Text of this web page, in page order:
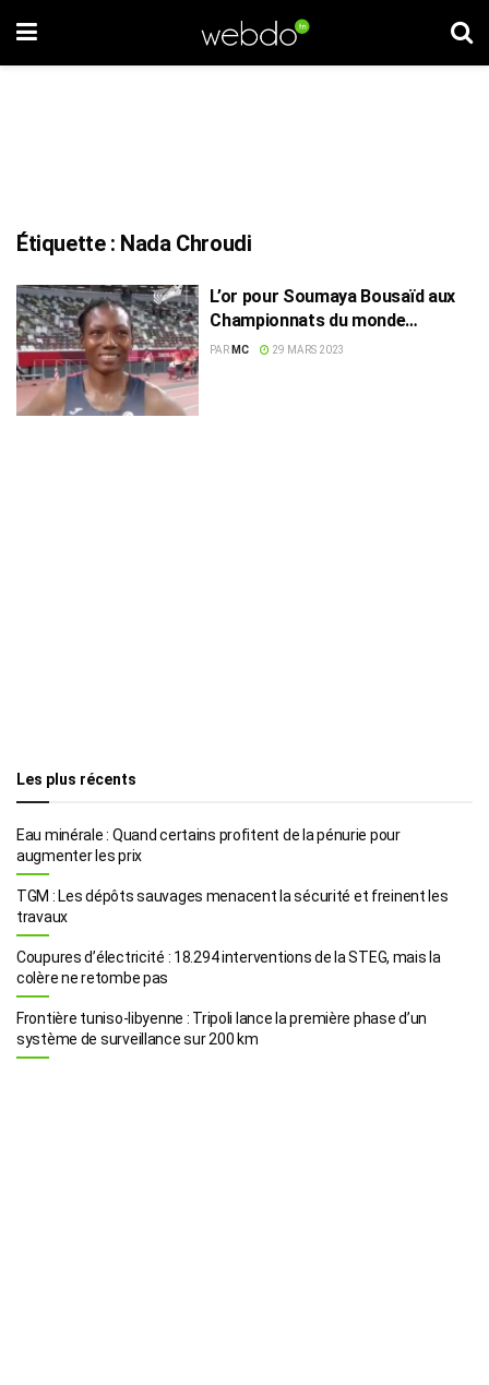
Étiquette : Nada Chroudi
L’or pour Soumaya Bousaïd aux
Championnats du monde
Masters indoor
PAR MC 29 MARS 2023
Les plus récents
Eau minérale : Quand certains profitent de la pénurie pour
augmenter les prix
TGM : Les dépôts sauvages menacent la sécurité et freinent les
travaux
Coupures d’électricité : 18.294 interventions de la STEG, mais la
colère ne retombe pas
Frontière tuniso-libyenne : Tripoli lance la première phase d’un
système de surveillance sur 200 km